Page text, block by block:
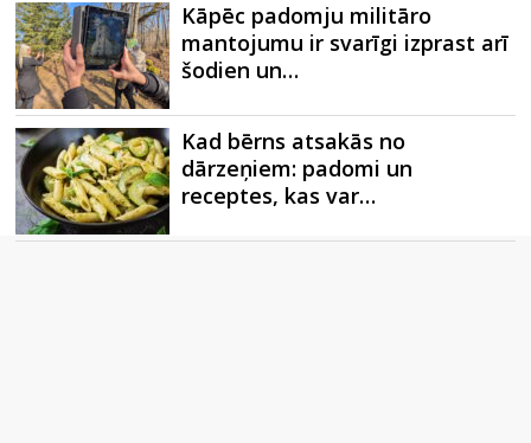
Kāpēc padomju militāro
mantojumu ir svarīgi izprast arī
šodien un…
Kad bērns atsakās no
dārzeņiem: padomi un
receptes, kas var…